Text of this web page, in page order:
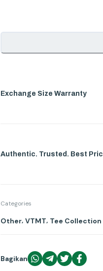
Exchange Size Warranty
Authentic. Trusted. Best
Categories
Other, VTMT, Tee Collection
Bagikan